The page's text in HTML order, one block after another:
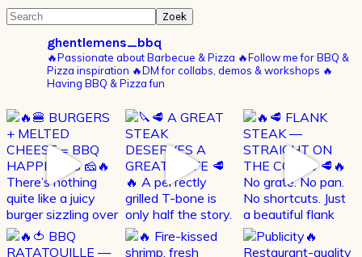
Primaire
Sidebar
Search
ghentlemens_bbq
🔥Passionate about Barbecue & Pizza 🔥Follow me for BBQ &
Pizza inspiration 🔥DM for collabs, demos & workshops 🔥
Having BBQ & Pizza fun